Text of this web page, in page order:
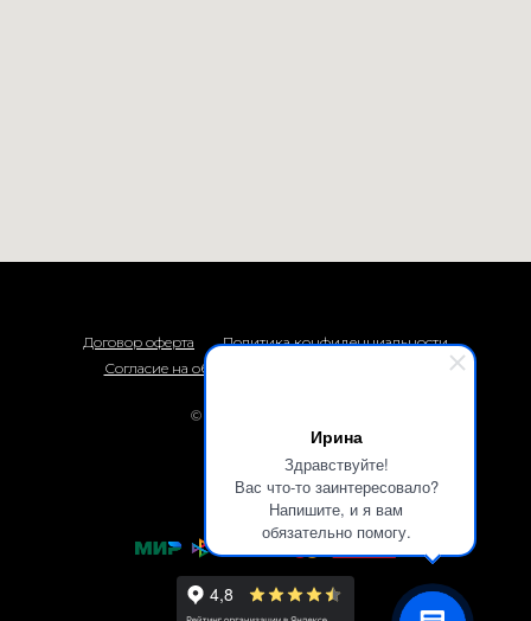
Ирина
Здравствуйте!
Вас что-то заинтересовало?
Напишите, и я вам
обязательно помогу.
Договор оферта
Политика конфиденциальности
Согласие на обработку персональных данных
© 2026 Термоприбор
Наверх